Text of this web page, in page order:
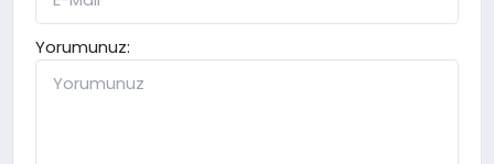
Yorumunuz: